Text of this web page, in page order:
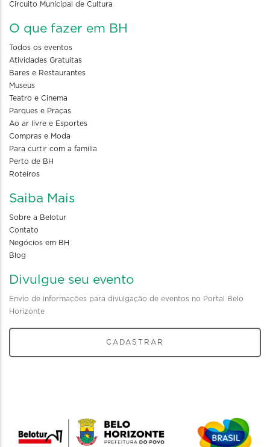
Circuito Municipal de Cultura
O que fazer em BH
Todos os eventos
Atividades Gratuitas
Bares e Restaurantes
Museus
Teatro e Cinema
Parques e Praças
Ao ar livre e Esportes
Compras e Moda
Para curtir com a familia
Perto de BH
Roteiros
Saiba Mais
Sobre a Belotur
Contato
Negócios em BH
Blog
Divulgue seu evento
Envio de informações para divulgação de eventos no Portal Belo
Horizonte
CADASTRAR